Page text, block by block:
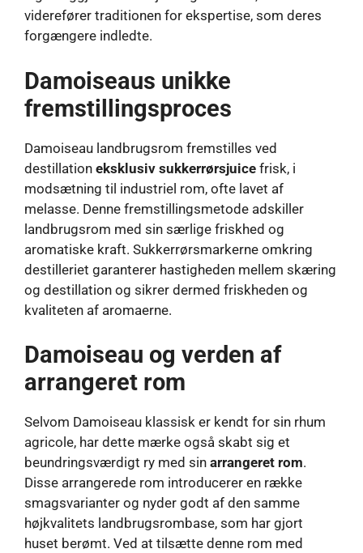
viderefører traditionen for ekspertise, som deres
forgængere indledte.
Damoiseaus unikke
fremstillingsproces
Damoiseau landbrugsrom fremstilles ved
destillation eksklusiv sukkerrørsjuice frisk, i
modsætning til industriel rom, ofte lavet af
melasse. Denne fremstillingsmetode adskiller
landbrugsrom med sin særlige friskhed og
aromatiske kraft. Sukkerrørsmarkerne omkring
destilleriet garanterer hastigheden mellem skæring
og destillation og sikrer dermed friskheden og
kvaliteten af ​​aromaerne.
Damoiseau og verden af ​​
arrangeret rom
Selvom Damoiseau klassisk er kendt for sin rhum
agricole, har dette mærke også skabt sig et
beundringsværdigt ry med sin arrangeret rom.
Disse arrangerede rom introducerer en række
smagsvarianter og nyder godt af den samme
højkvalitets landbrugsrombase, som har gjort
huset berømt. Ved at tilsætte denne rom med